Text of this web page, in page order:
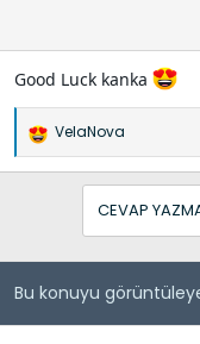
Good Luck kanka
İ
l
e
:
VelaNova
CEVAP
Bu konuyu